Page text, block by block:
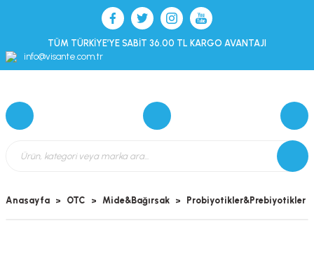
TÜM TÜRKİYE’YE SABİT 36.00 TL KARGO AVANTAJI
info@visante.com.tr
Anasayfa OTC Mide&Bağırsak Probiyotikler&Prebiyotikler